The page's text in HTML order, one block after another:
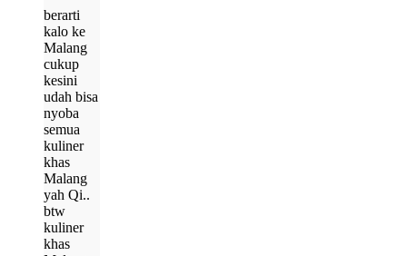
berarti
kalo ke
Malang
cukup
kesini
udah bisa
nyoba
semua
kuliner
khas
Malang
yah Qi..
btw
kuliner
khas